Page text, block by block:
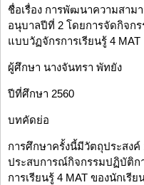
ชื่อเรื่อง การพัฒนาความสาม
อนุบาลปีที่ 2 โดยการจัดกิจก
แบบวัฏจักรการเรียนรู้ 4 MAT
ผู้ศึกษา นางจันทรา พัทยัง
ปีที่ศึกษา 2560
บทคัดย่อ
การศึกษาครั้งนี้มีวัตถุประสง
ประสบการณ์กิจกรรมปฏิบัติก
การเรียนรู้ 4 MAT ของนักเ